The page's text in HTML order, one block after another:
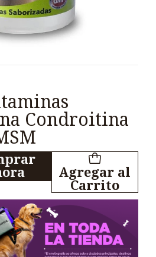
Condroitina
Agregar al
Carrito